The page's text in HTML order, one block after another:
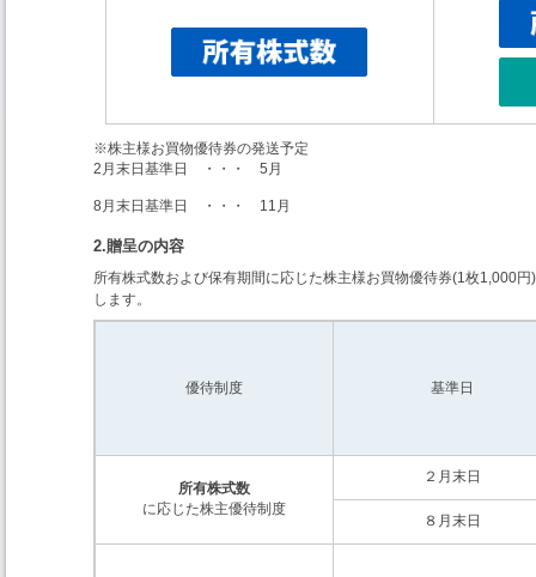
※株主様お買物優待券の発送予定
2月末日基準日 ・・・ 5月
8月末日基準日 ・・・ 11月
2.贈呈の内容
所有株式数および保有期間に応じた株主様お買物優待券(1枚1,000円
します。
優待制度 基準日
所有株式数
に応じた株主優待制度
２月末日
８月末日